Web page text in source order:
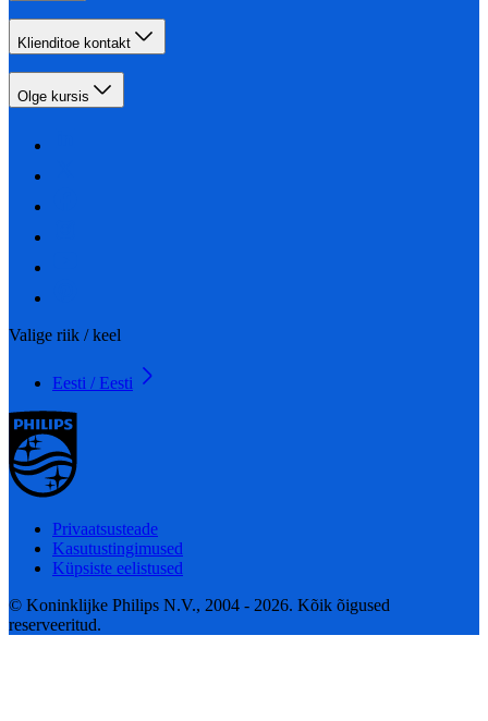
Klienditoe kontakt
Olge kursis
Valige riik / keel
Eesti / Eesti
Privaatsusteade
Kasutustingimused
Küpsiste eelistused
© Koninklijke Philips N.V., 2004 - 2026. Kõik õigused
reserveeritud.